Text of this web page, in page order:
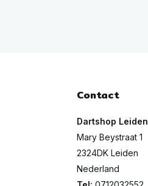
Contact
Dartshop Leiden
Mary Beystraat 1
2324DK Leiden
Nederland